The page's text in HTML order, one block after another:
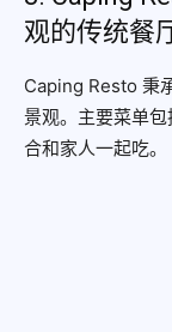
观的传统餐
Caping Resto 秉
景观。主要菜单
合和家人一起吃。